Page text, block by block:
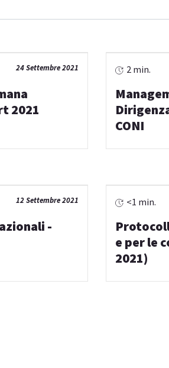
24 Settembre 2021
2021
2 min.
CONI
12 Settembre 2021
-
<1 min.
e per le
2021)